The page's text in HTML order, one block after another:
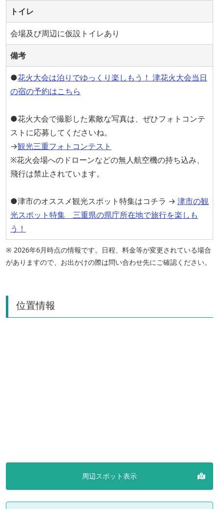
トイレ
会場及び周辺に仮設トイレあり
備考
●花火大会は泊りでゆっくり楽しもう！ 津花火大会当日
の宿の予約はこちら
●花火大会で撮影した素敵な写真は、ぜひフォトコンテ
ストに応募してくださいね。
→観光三重フォトコンテスト
※花火会場へのドローンなどの無人航空機の持ち込み、
飛行は禁止されています。
●津市のオススメ観光スポット特集はコチラ → 津市の観
光スポット特集 三重県の県庁所在地で旅行を楽しも
う！
※ 2026年6月時点の情報です。日程、料金等が変更されている場合
がありますので、お出かけの際は問い合わせ先にご確認ください。
位置情報
周辺スポット表示